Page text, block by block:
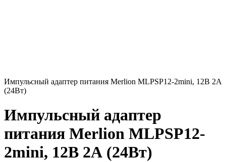
Импульсный адаптер питания Merlion MLPSP12-2mini, 12В 2А
(24Вт)
Импульсный адаптер
питания Merlion MLPSP12-
2mini, 12В 2А (24Вт)